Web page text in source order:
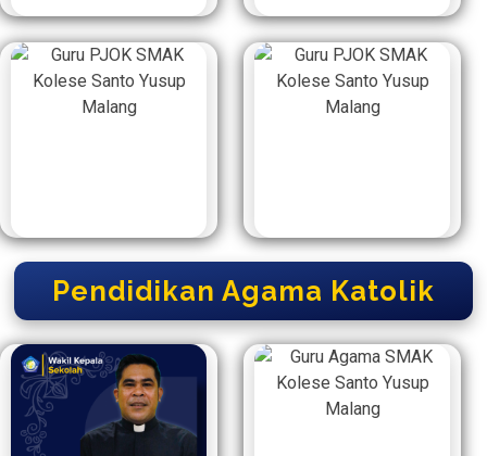
Pendidikan Agama Katolik